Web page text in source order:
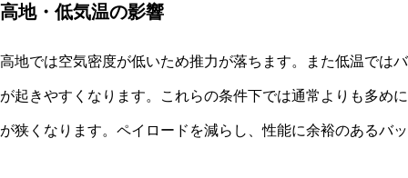
高地・低気温の影響
高地では空気密度が低いため推力が落ちます。また低温では
が起きやすくなります。これらの条件下では通常よりも多め
が狭くなります。ペイロードを減らし、性能に余裕のあるバ